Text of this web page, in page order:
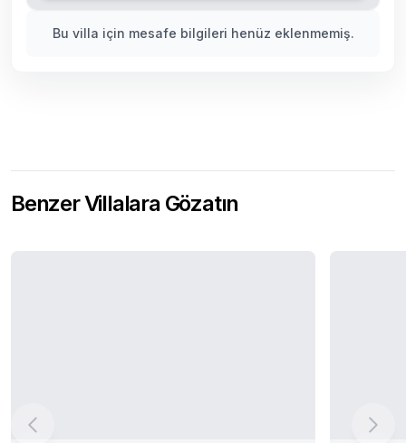
Bu villa için mesafe bilgileri henüz eklenmemiş.
Benzer Villalara Gözatın